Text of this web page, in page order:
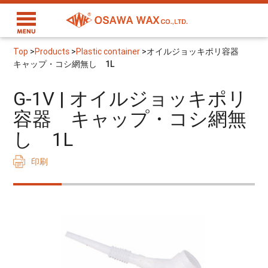
Top >Products >Plastic container >オイルジョッキポリ容器
キャップ・コシ網無し 1L
G-1V | オイルジョッキポリ
容器 キャップ・コシ網無
し 1L
印刷